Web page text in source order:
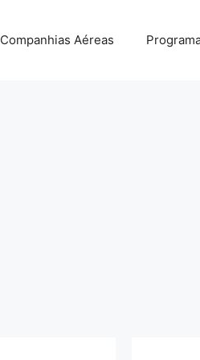
Companhias Aéreas